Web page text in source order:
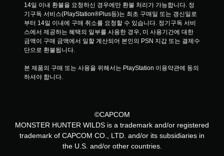
14일 이내 환불을 요청하신 경우에만 환불 처리가 가능합니다. 정
기구독 서비스(PlayStation®Plus등)는 최초 구매일 또는 갱신일로
부터 14일 이내에 구매 취소를 요청할 수 있습니다. 정기구독 서비
스에서 제공하는 혜택의 일부를 사용한 경우, 미 사용기간에 대한
금액이 구매 금액에서 일할 계산되어 본인의 PSN 지갑 또는 결제수
단으로 환불됩니다.
본 제품의 구매 또는 사용을 위해서는 PlayStation 이용약관에 동의
하셔야 합니다.
©CAPCOM
MONSTER HUNTER WILDS is a trademark and/or registered
trademark of CAPCOM CO., LTD. and/or its subsidiaries in
the U.S. and/or other countries.